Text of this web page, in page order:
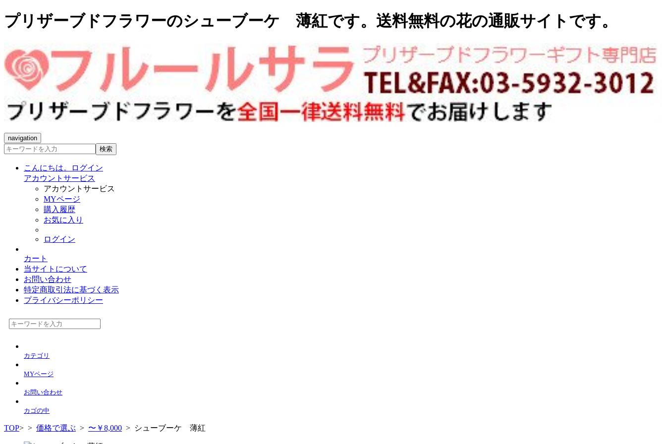
プリザーブドフラワーのシューブーケ 薄紅です。送料無料の花の通販サイトです。
navigation
検索
こんにちは。ログイン
アカウントサービス
アカウントサービス
MYページ
購入履歴
お気に入り
ログイン
カート
当サイトについて
お問い合わせ
特定商取引法に基づく表示
プライバシーポリシー
カテゴリ
MYページ
お問い合わせ
カゴの中
TOP> > 価格で選ぶ > 〜￥8,000 > シューブーケ 薄紅